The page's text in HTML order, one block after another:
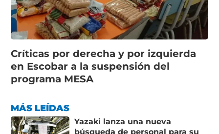
Críticas por derecha y por izquierda
en Escobar a la suspensión del
programa MESA
MÁS LEÍDAS
Yazaki lanza una nueva
búsqueda de personal para su